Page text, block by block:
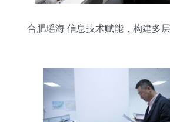
合肥瑶海 信息技术赋能，构建多